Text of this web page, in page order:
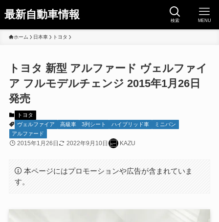
最新自動車情報 検索 MENU
ホーム 日本車 トヨタ
トヨタ 新型 アルファード ヴェルファイ
ア フルモデルチェンジ 2015年1月26日
発売
トヨタ
ヴェルファイア
高級車 3列シート ハイブリッド車
ミニバン
アルファード
2015年1月26日 2022年9月10日 KAZU
本ページにはプロモーションや広告が含まれていま
す。